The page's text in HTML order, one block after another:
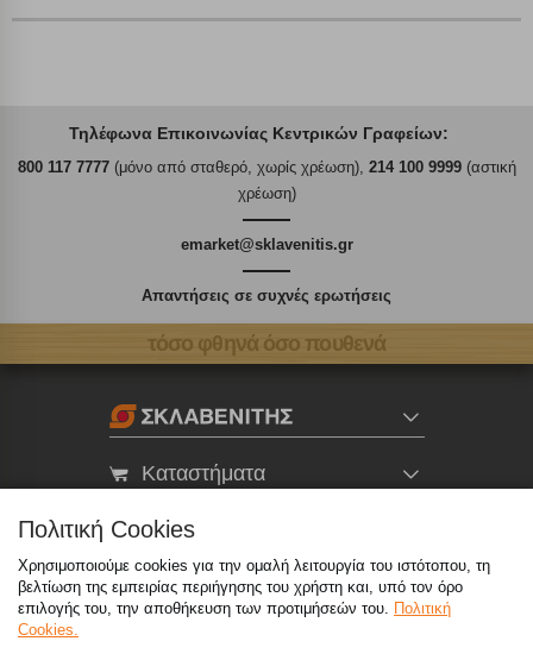
Τηλέφωνα Επικοινωνίας Κεντρικών Γραφείων:
800 117 7777(μόνο από σταθερό, χωρίς χρέωση), 214 100 9999(αστική
χρέωση)
emarket@sklavenitis.gr
Απαντήσεις σε συχνές ερωτήσεις
τόσο φθηνά όσο πουθενά
Καταστήματα
eMarket
800 117 7777 (μόνο από σταθερό, χωρίς χρέωση),
Πολιτική Cookies
Χρησιμοποιούμε cookies για την ομαλή λειτουργία του ιστότοπου, τη
βελτίωση της εμπειρίας περιήγησης του χρήστη και, υπό τον όρο
επιλογής του, την αποθήκευση των προτιμήσεών του. Πολιτική
Cookies.